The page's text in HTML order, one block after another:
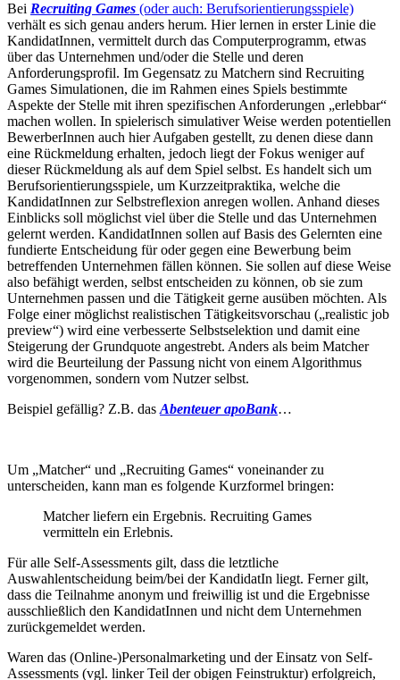
Bei Recruiting Games (oder auch: Berufsorientierungsspiele)
verhält es sich genau anders herum. Hier lernen in erster Linie die
KandidatInnen, vermittelt durch das Computerprogramm, etwas
über das Unternehmen und/oder die Stelle und deren
Anforderungsprofil. Im Gegensatz zu Matchern sind Recruiting
Games Simulationen, die im Rahmen eines Spiels bestimmte
Aspekte der Stelle mit ihren spezifischen Anforderungen „erlebbar“
machen wollen. In spielerisch simulativer Weise werden potentiellen
BewerberInnen auch hier Aufgaben gestellt, zu denen diese dann
eine Rückmeldung erhalten, jedoch liegt der Fokus weniger auf
dieser Rückmeldung als auf dem Spiel selbst. Es handelt sich um
Berufsorientierungsspiele, um Kurzzeitpraktika, welche die
KandidatInnen zur Selbstreflexion anregen wollen. Anhand dieses
Einblicks soll möglichst viel über die Stelle und das Unternehmen
gelernt werden. KandidatInnen sollen auf Basis des Gelernten eine
fundierte Entscheidung für oder gegen eine Bewerbung beim
betreffenden Unternehmen fällen können. Sie sollen auf diese Weise
also befähigt werden, selbst entscheiden zu können, ob sie zum
Unternehmen passen und die Tätigkeit gerne ausüben möchten. Als
Folge einer möglichst realistischen Tätigkeitsvorschau („realistic job
preview“) wird eine verbesserte Selbstselektion und damit eine
Steigerung der Grundquote angestrebt. Anders als beim Matcher
wird die Beurteilung der Passung nicht von einem Algorithmus
vorgenommen, sondern vom Nutzer selbst.
Beispiel gefällig? Z.B. das Abenteuer apoBank…
Um „Matcher“ und „Recruiting Games“ voneinander zu
unterscheiden, kann man es folgende Kurzformel bringen:
Matcher liefern ein Ergebnis. Recruiting Games
vermitteln ein Erlebnis.
Für alle Self-Assessments gilt, dass die letztliche
Auswahlentscheidung beim/bei der KandidatIn liegt. Ferner gilt,
dass die Teilnahme anonym und freiwillig ist und die Ergebnisse
ausschließlich den KandidatInnen und nicht dem Unternehmen
zurückgemeldet werden.
Waren das (Online-)Personalmarketing und der Einsatz von Self-
Assessments (vgl. linker Teil der obigen Feinstruktur) erfolgreich,